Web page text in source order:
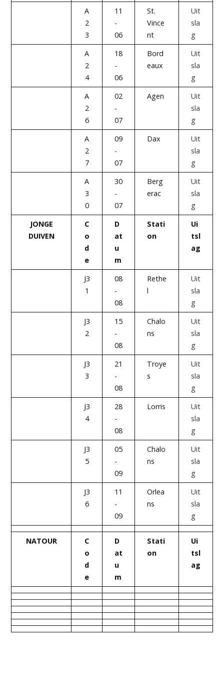
A
2
3
11
-
06
St.
Vince
nt
Uit
sla
g
A
2
4
18
-
06
Bord
eaux
Uit
sla
g
A
2
6
02
-
07
Agen
Uit
sla
g
A
2
7
09
-
07
Dax
Uit
sla
g
A
3
0
30
-
07
Berg
erac
Uit
sla
g
JONGE
DUIVEN
C
o
d
e
D
at
u
m
Stati
on
Ui
tsl
ag
J3
1
08
-
08
Rethe
l
Uit
sla
g
J3
2
15
-
08
Chalo
ns
Uit
sla
g
J3
3
21
-
08
Troye
s
Uit
sla
g
J3
4
28
-
08
Lorris
Uit
sla
g
J3
5
05
-
09
Chalo
ns
Uit
sla
g
J3
6
11
-
09
Orlea
ns
Uit
sla
g
NATOUR
C
o
d
e
D
at
u
m
Stati
on
Ui
tsl
ag